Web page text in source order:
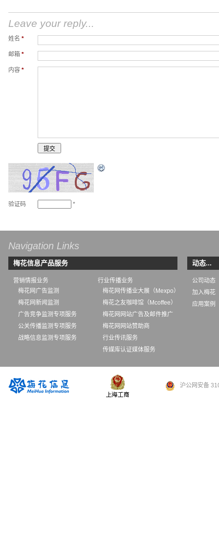
Leave your reply...
姓名 *
邮箱 *
内容 *
验证码 *
Navigation Links
梅花信息产品服务
营销情报业务
梅花网广告监测
梅花网新闻监测
广告竞争监测专项服务
公关传播监测专项服务
战略信息监测专项服务
行业传播业务
梅花网传播业大展（Mexpo）
梅花之友咖啡馆（Mcoffee）
梅花网网站广告及邮件推广
梅花网网站赞助商
行业传讯服务
传媒库认证媒体服务
动态...
公司动态
加入梅花
应用案例
沪公网安备